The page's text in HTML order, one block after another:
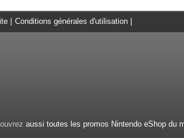
Conditions générales d'utilisation
aussi toutes les promos Nintendo eShop du